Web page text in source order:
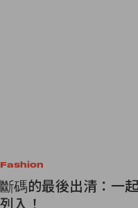
Fashion
斷碼的最後出清：一
列入！